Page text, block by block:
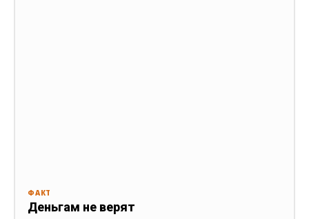
ФАКТ
Деньгам не верят